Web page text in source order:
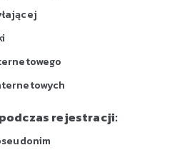
rejestracji: